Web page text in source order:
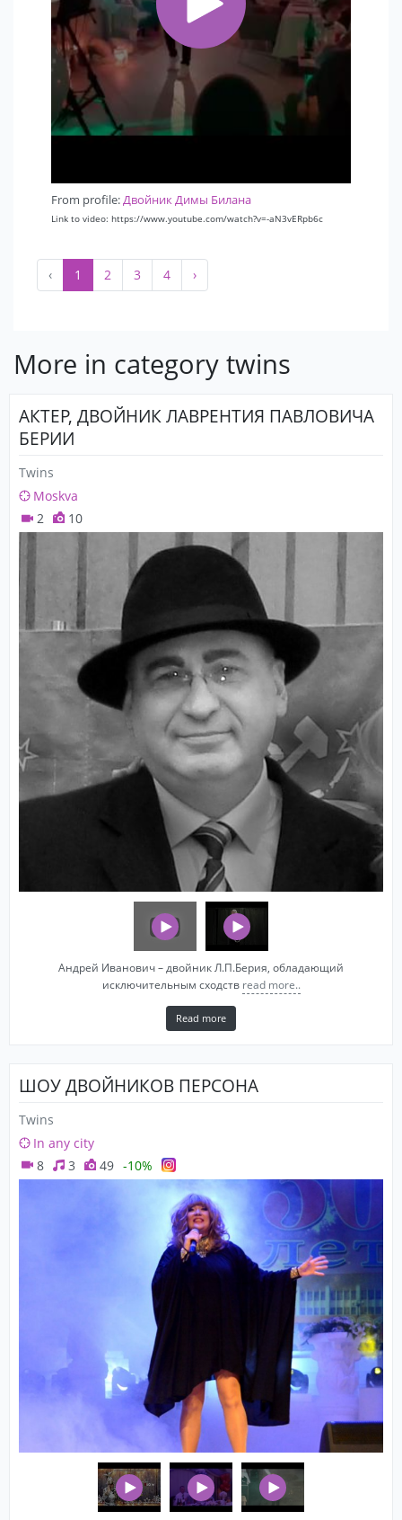
From profile:Двойник Димы Билана
Link to video: https://www.youtube.com/watch?v=-aN3vERpb6c
‹ 1 2 3 4 ›
More in category twins
АКТЕР, ДВОЙНИК ЛАВРЕНТИЯ ПАВЛОВИЧА
БЕРИИ
Twins
Moskva
2
10
Андрей Иванович – двойник Л.П.Берия, обладающий
исключительным сходств read more..
Read more
ШОУ ДВОЙНИКОВ ПЕРСОНА
Twins
In any city
8
3 49 -10%